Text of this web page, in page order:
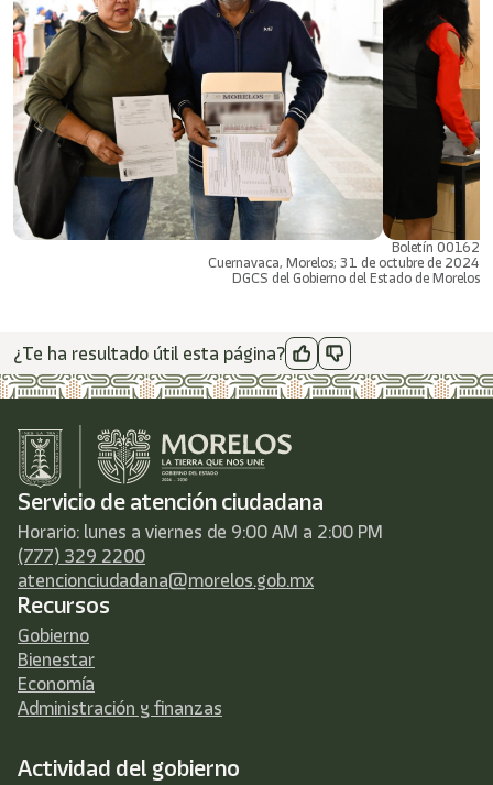
Boletín 00162
Cuernavaca, Morelos; 31 de octubre de 2024
DGCS del Gobierno del Estado de Morelos
¿Te ha resultado útil esta página?
Servicio de atención ciudadana
Horario: lunes a viernes de 9:00 AM a 2:00 PM
(777) 329 2200
atencionciudadana@morelos.gob.mx
Recursos
Gobierno
Bienestar
Economía
Administración y finanzas
Actividad del gobierno